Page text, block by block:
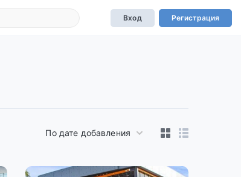
Вход Регистрация
По дате добавления